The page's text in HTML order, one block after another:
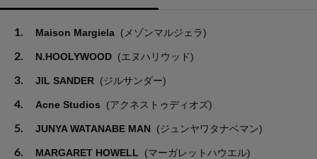
1. Maison Margiela (メゾンマルジェラ)
2. N.HOOLYWOOD (エヌハリウッド)
3. JIL SANDER (ジルサンダー)
4. Acne Studios (アクネストゥディオズ)
5. JUNYA WATANABE MAN (ジュンヤワタナベマン)
6. MARGARET HOWELL (マーガレットハウエル)